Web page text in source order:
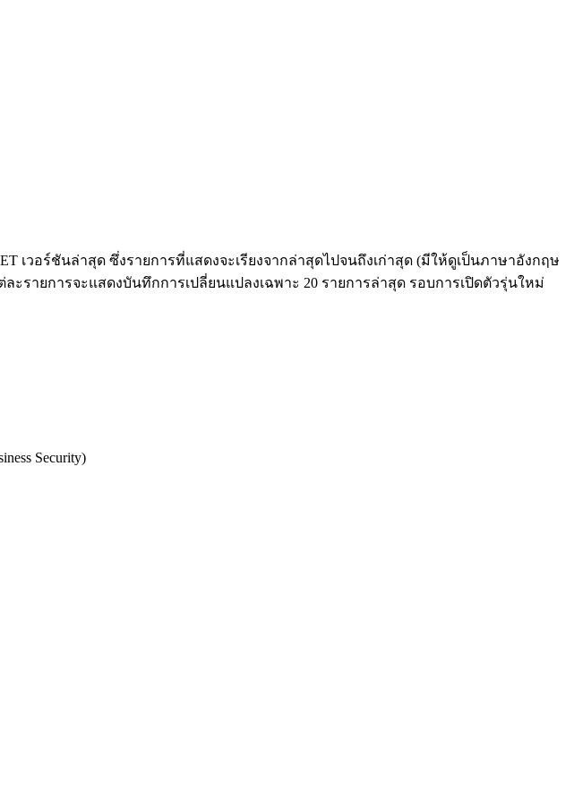
วอร์ชันล่าสุด ซึ่งรายการที่แสดงจะเรียงจากล่าสุดไปจนถึงเก่าสุด (มีให้ดูเป็นภาษาอังกฤษ
ายการจะแสดงบันทึกการเปลี่ยนแปลงเฉพาะ 20 รายการล่าสุด รอบการเปิดตัวรุ่นใหม่
Security)